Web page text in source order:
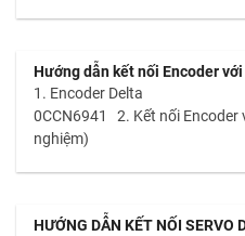
Hướng dẫn kết nối Encoder
1. Encoder Delta
0CCN6941 2. Kết nối
nghiệm)
HƯỚNG DẪN KẾT NỐI SERVO